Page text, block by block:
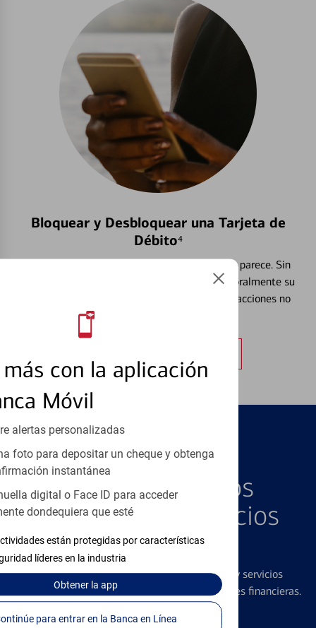
con la aplicación
Móvil
alertas personalizadas
foto para depositar un cheque y obtenga
instantánea
digital o Face ID para acceder
dondequiera que esté
están protegidas por características
líderes en la industria
Obtenerla app
Continúe para entrar en la Banca en Línea
Bloquear y Desbloquear una Tarjeta de
Débito⁴
Extraviar una tarjeta es más común de lo que parece. Sin
embargo, puede bloquear y desbloquear temporalmente su
tarjeta de débito para ayudar a prevenir transacciones no
PRODUCTOS DESTACADOS
Explore Nuestros
Productos y Servicios
Destacados
Ofrecemos una amplia gama de productos y servicios
diseñados para ayudar con todas sus necesidades financieras.